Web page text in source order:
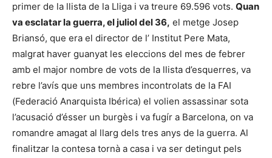
primer de la llista de la Lliga i va treure 69.596 vots. Quan
va esclatar la guerra, el juliol del 36, el metge Josep
Briansó, que era el director de l’ Institut Pere Mata,
malgrat haver guanyat les eleccions del mes de febrer
amb el major nombre de vots de la llista d’esquerres, va
rebre l’avís que uns membres incontrolats de la FAI
(Federació Anarquista Ibérica) el volien assassinar sota
l’acusació d’ésser un burgès i va fugír a Barcelona, on va
romandre amagat al llarg dels tres anys de la guerra. Al
finalitzar la contesa tornà a casa i va ser detingut pels